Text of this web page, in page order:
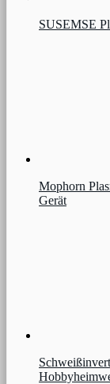
SUSEMSE
Mophorn
Gerät